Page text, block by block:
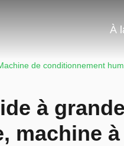
À
de conditionnement
à
machine